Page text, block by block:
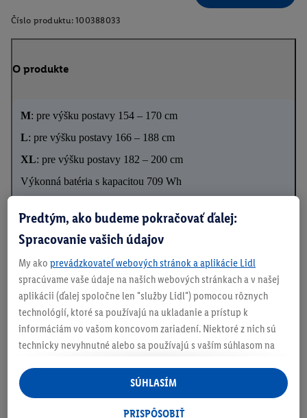
Číslo produktu: 100388033
O produkte
M: pre výšku postavy 154 – 170 cm
L: pre výšku postavy 166 – 188 cm
XL: pre výšku postavy 182 – 200 cm
Výkonná batéria s kapacitou 709 Wh
Podrobnosti o bezpečnosti produktu
Informácie o batériách podľa nariadenia EÚ o
batériách
Na stiahnutie
Predtým, ako budeme pokračovať ďalej:
Spracovanie vašich údajov
My ako prevádzkovateľ webových stránok a aplikácie Lidl
spracúvame vaše údaje na našich webových stránkach a v našej
aplikácii (ďalej spoločne len "služby Lidl") pomocou rôznych
technológií, ktoré sa používajú na ukladanie a prístup k
informáciám vo vašom koncovom zariadení. Niektoré z nich sú
technicky nevyhnutné alebo sa používajú s vaším súhlasom na
personalizovanú reklamu v rámci služieb Lidl aj mimo nich. Ak
ste účastníkom programu Lidl Plus, na tieto účely sa spracúvajú
aj údaje z vášho nákupného správania v obchode.
PRISPÔSOBIŤ
SÚHLASÍM